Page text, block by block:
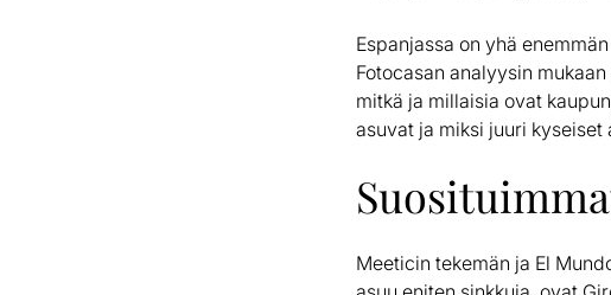
Espanjassa on yhä
Fotocasan analyysin
mitkä ja millaisia ovat
asuvat ja miksi juuri kyseiset
Meeticin tekemän ja El